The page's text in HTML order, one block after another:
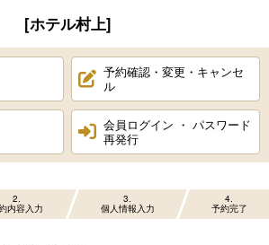
[ホテル村上]
予約確認・変更・キャンセ
ル
会員ログイン ・ パスワード
再発行
2
内容入力
3
個人情報入力
4
予約完了